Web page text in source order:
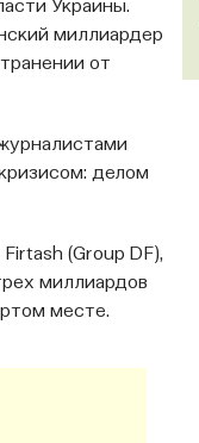
Украины.
миллиардер
от
делом
(Group DF),
миллиардов
месте.